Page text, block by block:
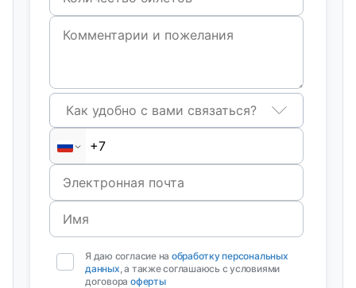
Как удобно с вами связаться?
Я даю согласие на обработку персональных
данных, а также соглашаюсь с условиями
договора оферты